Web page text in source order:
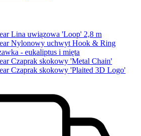
Lina uwiązowa 'Loop' 2,8 m
Nylonowy uchwyt Hook & Ring
- eukaliptus i mięta
Czaprak skokowy 'Metal Chain'
Czaprak skokowy 'Plaited 3D Logo'